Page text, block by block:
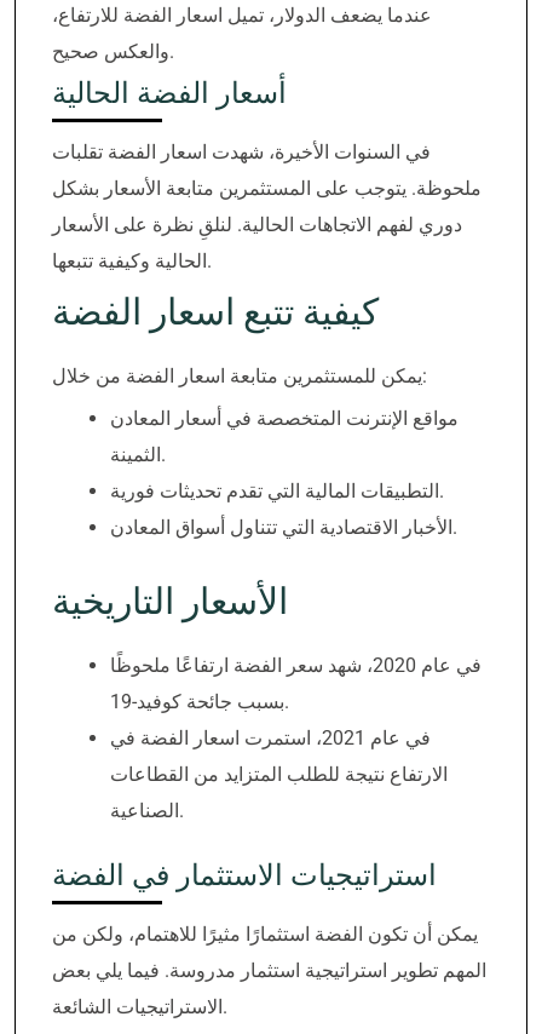
عندما يضعف الدولار، تميل اسعار الفضة للارتفاع،
والعكس صحيح.
أسعار الفضة الحالية
في السنوات الأخيرة، شهدت اسعار الفضة تقلبات
ملحوظة. يتوجب على المستثمرين متابعة الأسعار بشكل
دوري لفهم الاتجاهات الحالية. لنلقِ نظرة على الأسعار
الحالية وكيفية تتبعها.
كيفية تتبع اسعار الفضة
يمكن للمستثمرين متابعة اسعار الفضة من خلال:
مواقع الإنترنت المتخصصة في أسعار المعادن
الثمينة.
التطبيقات المالية التي تقدم تحديثات فورية.
الأخبار الاقتصادية التي تتناول أسواق المعادن.
الأسعار التاريخية
في عام 2020، شهد سعر الفضة ارتفاعًا ملحوظًا
بسبب جائحة كوفيد-19.
في عام 2021، استمرت اسعار الفضة في
الارتفاع نتيجة للطلب المتزايد من القطاعات
الصناعية.
استراتيجيات الاستثمار في الفضة
يمكن أن تكون الفضة استثمارًا مثيرًا للاهتمام، ولكن من
المهم تطوير استراتيجية استثمار مدروسة. فيما يلي بعض
الاستراتيجيات الشائعة.